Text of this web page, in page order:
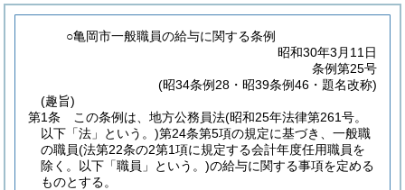
○亀岡市一般職員の給与に関する条例
昭和30年3月11日
条例第25号
(昭34条例28・昭39条例46・題名改称)
(趣旨)
第1条
この条例は、地方公務員法(昭和25年法律第261号。
以下「法」という。)第24条第5項の規定に基づき、一般職
の職員(法第22条の2第1項に規定する会計年度任用職員を
除く。以下「職員」という。)の給与に関する事項を定める
ものとする。